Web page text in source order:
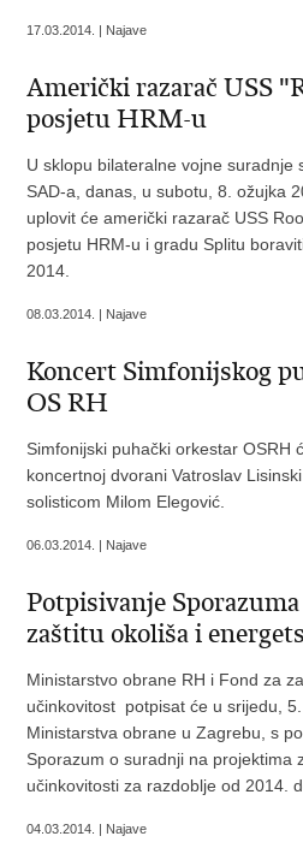
17.03.2014. | Najave
Američki razarač USS
posjetu HRM-u
U sklopu bilateralne vojne suradnje
SAD-a, danas, u subotu, 8. ožujka
uplovit će američki razarač USS
posjetu HRM-u i gradu Splitu
2014.
08.03.2014. | Najave
Koncert Simfonijskog
OS RH
Simfonijski puhački orkestar OSRH
koncertnoj dvorani Vatroslav
solisticom Milom Elegović.
06.03.2014. | Najave
Potpisivanje
zaštitu okoliša i
Ministarstvo obrane RH i Fond za
učinkovitost potpisat će u srijedu,
Ministarstva obrane u Zagrebu, s
Sporazum o suradnji na projektima
učinkovitosti za razdoblje od 2014.
04.03.2014. | Najave